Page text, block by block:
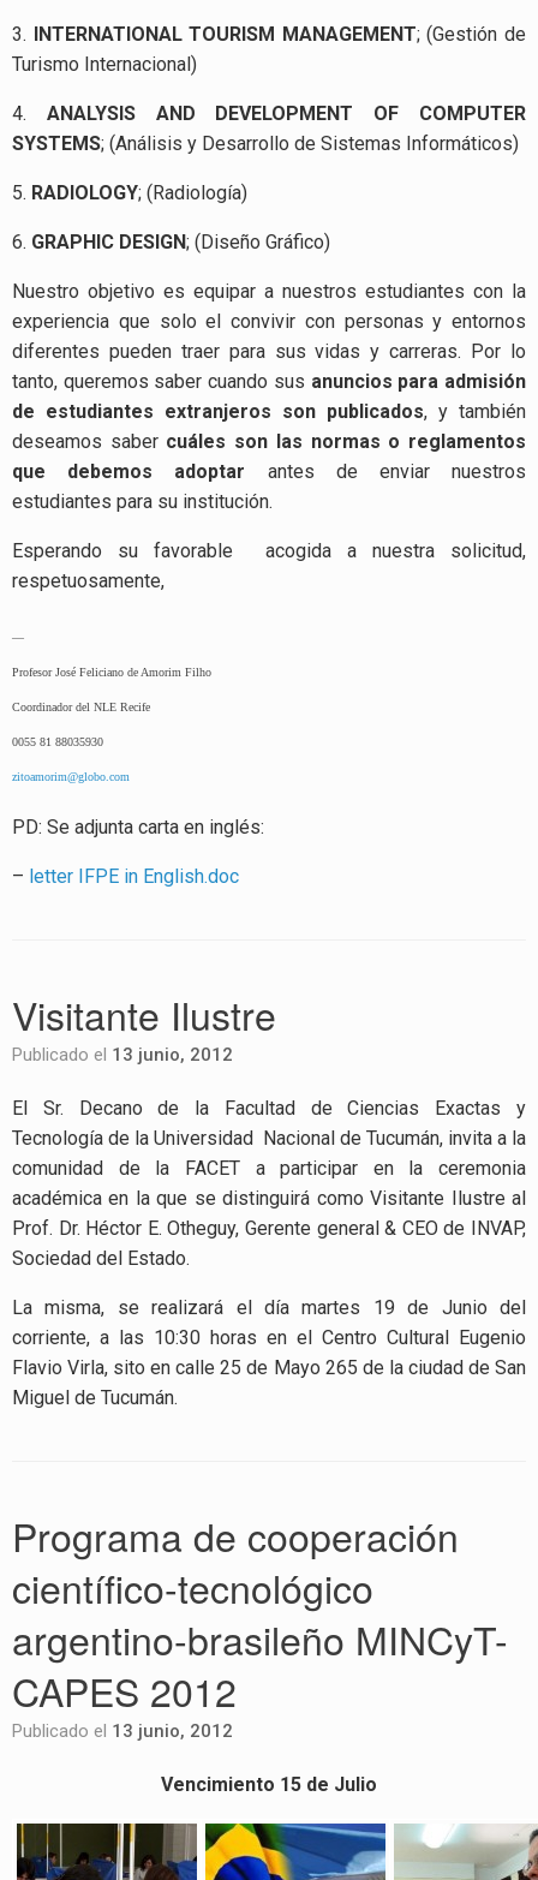
3. INTERNATIONAL TOURISM MANAGEMENT; (Gestión de
Turismo Internacional)
4. ANALYSIS AND DEVELOPMENT OF COMPUTER
SYSTEMS; (Análisis y Desarrollo de Sistemas Informáticos)
5. RADIOLOGY; (Radiología)
6. GRAPHIC DESIGN; (Diseño Gráfico)
Nuestro objetivo es equipar a nuestros estudiantes con la
experiencia que solo el convivir con personas y entornos
diferentes pueden traer para sus vidas y carreras. Por lo
tanto, queremos saber cuando sus anuncios para admisión
de estudiantes extranjeros son publicados, y también
deseamos saber cuáles son las normas o reglamentos
que debemos adoptar antes de enviar nuestros
estudiantes para su institución.
Esperando su favorable acogida a nuestra solicitud,
respetuosamente,
—
Profesor José Feliciano de Amorim Filho
Coordinador del NLE Recife
0055 81 88035930
zitoamorim@globo.com
PD: Se adjunta carta en inglés:
– letter IFPE in English.doc
Visitante Ilustre
Publicado el 13 junio, 2012
El Sr. Decano de la Facultad de Ciencias Exactas y
Tecnología de la Universidad Nacional de Tucumán, invita a la
comunidad de la FACET a participar en la ceremonia
académica en la que se distinguirá como Visitante Ilustre al
Prof. Dr. Héctor E. Otheguy, Gerente general & CEO de INVAP,
Sociedad del Estado.
La misma, se realizará el día martes 19 de Junio del
corriente, a las 10:30 horas en el Centro Cultural Eugenio
Flavio Virla, sito en calle 25 de Mayo 265 de la ciudad de San
Miguel de Tucumán.
Programa de cooperación
científico-tecnológico
argentino-brasileño MINCyT-
CAPES 2012
Publicado el 13 junio, 2012
Vencimiento 15 de Julio